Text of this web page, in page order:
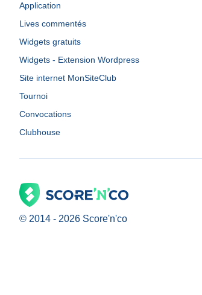
Application
Lives commentés
Widgets gratuits
Widgets - Extension Wordpress
Site internet MonSiteClub
Tournoi
Convocations
Clubhouse
© 2014 - 2026 Score'n'co